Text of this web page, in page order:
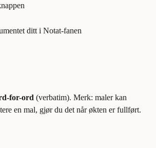
ditt i Notat-fanen
for-ord (verbatim). Merk: maler kan
en mal, gjør du det når økten er fullført.